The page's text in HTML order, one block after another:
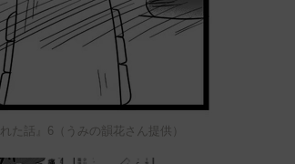
た話』6（うみの韻花さん提供）